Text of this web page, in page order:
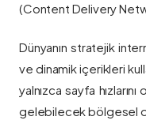
(Content Delivery
Dünyanın stratejik
ve dinamik içerikleri
yalnızca sayfa
gelebilecek bölgesel